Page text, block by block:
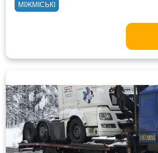
МІЖМІСЬКІ